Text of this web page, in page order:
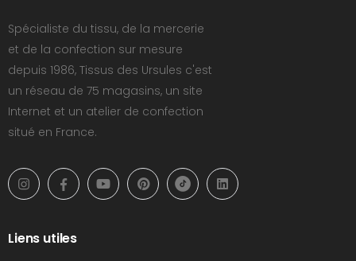
Spécialiste du tissu, de la mercerie
et de la confection sur mesure
depuis 1986, Tissus des Ursules c'est
un réseau de 75 magasins, un site
Internet et un atelier de confection
situé en France.
Liens utiles